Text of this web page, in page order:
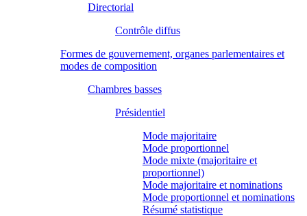
Directorial
Contrôle diffus
Formes de gouvernement, organes parlementaires et
modes de composition
Chambres basses
Présidentiel
Mode majoritaire
Mode proportionnel
Mode mixte (majoritaire et
proportionnel)
Mode majoritaire et nominations
Mode proportionnel et nominations
Résumé statistique